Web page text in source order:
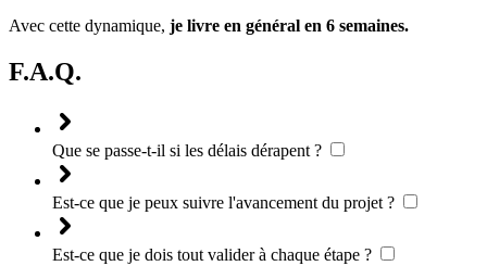
Avec cette dynamique, je livre en général en 6 semaines.
F.A.Q.
Que se passe-t-il si les délais dérapent ?
Est-ce que je peux suivre l'avancement du projet ?
Est-ce que je dois tout valider à chaque étape ?